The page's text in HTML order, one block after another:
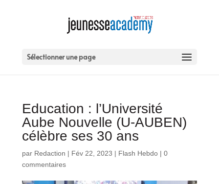
Sélectionner une page
Education : l’Université
Aube Nouvelle (U-AUBEN)
célèbre ses 30 ans
par Redaction | Fév 22, 2023 | Flash Hebdo| 0
commentaires